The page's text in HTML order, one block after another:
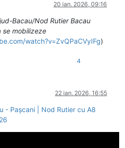
20 ian. 2026, 09:16
Bacau/Nod Rutier Bacau
se mobilizeze
watch?v=ZvQPaCVyIFg)
4
22 ian. 2026, 16:55
- Pașcani | Nod Rutier cu A8